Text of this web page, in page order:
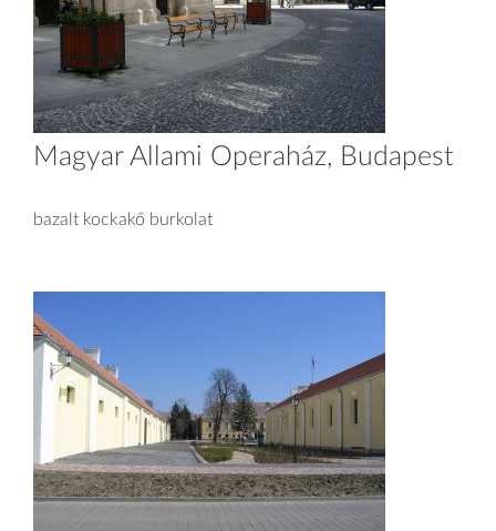
Magyar Állami Operaház, Budapest
bazalt kockakő burkolat